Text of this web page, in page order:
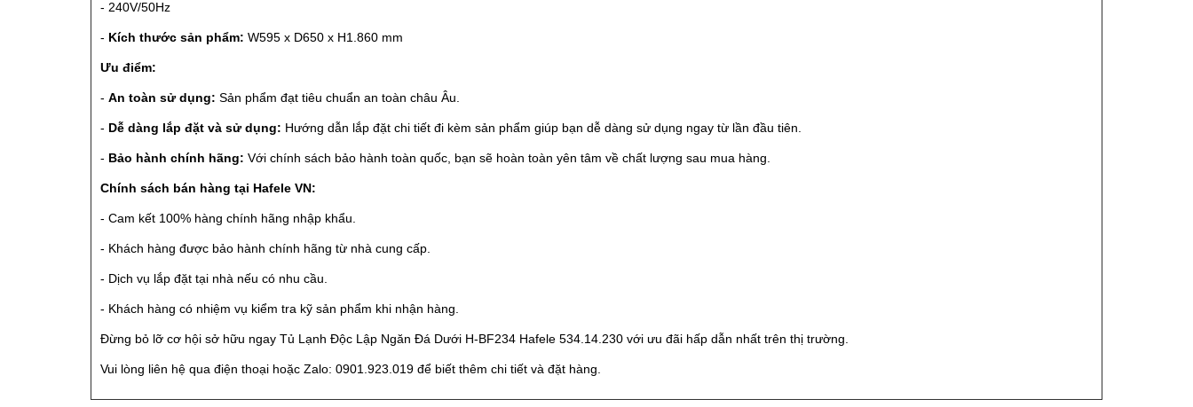
- 240V/50Hz
- Kích thước sản phẩm: W595 x D650 x H1.860 mm
Ưu điểm:
- An toàn sử dụng: Sản phẩm đạt tiêu chuẩn an toàn châu Âu.
- Dễ dàng lắp đặt và sử dụng: Hướng dẫn lắp đặt chi tiết đi kèm sản phẩm giúp bạn dễ dàng sử dụng ngay từ lần đầu tiên.
- Bảo hành chính hãng: Với chính sách bảo hành toàn quốc, bạn sẽ hoàn toàn yên tâm về chất lượng sau mua hàng.
Chính sách bán hàng tại Hafele VN:
- Cam kết 100% hàng chính hãng nhập khẩu.
- Khách hàng được bảo hành chính hãng từ nhà cung cấp.
- Dịch vụ lắp đặt tại nhà nếu có nhu cầu.
- Khách hàng có nhiệm vụ kiểm tra kỹ sản phẩm khi nhận hàng.
Đừng bỏ lỡ cơ hội sở hữu ngay Tủ Lạnh Độc Lập Ngăn Đá Dưới H-BF234 Hafele 534.14.230 với ưu đãi hấp dẫn nhất trên thị trường.
Vui lòng liên hệ qua điện thoại hoặc Zalo: 0901.923.019 để biết thêm chi tiết và đặt hàng.